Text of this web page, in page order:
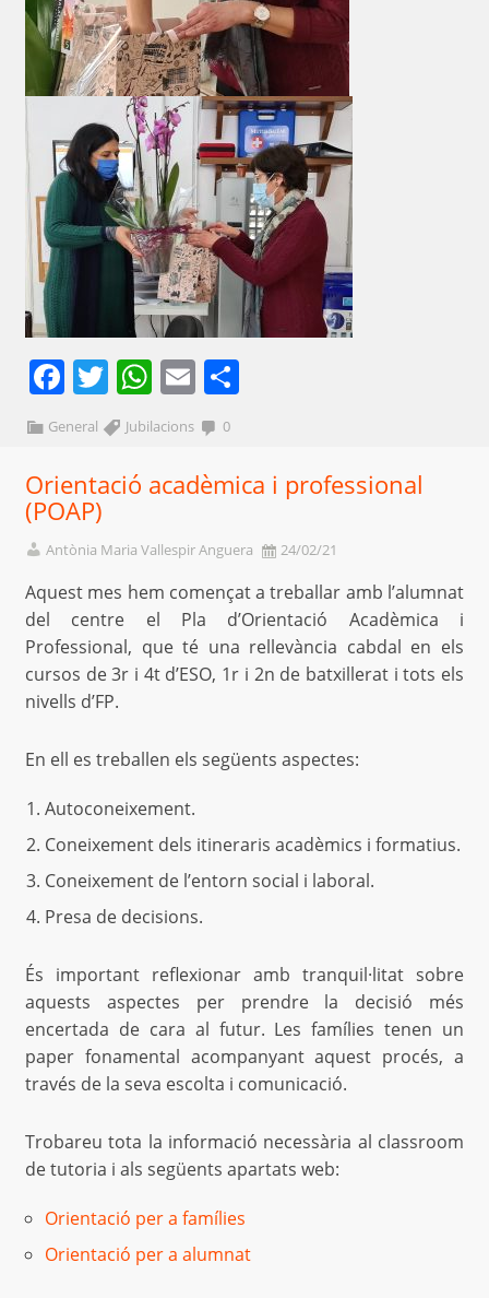
Facebook
Twitter
WhatsApp
Email
General Jubilacions 0
Orientació acadèmica i professional
(POAP)
Antònia Maria Vallespir Anguera 24/02/21
Aquest mes hem començat a treballar amb l’alumnat
del centre el Pla d’Orientació Acadèmica i
Professional, que té una rellevància cabdal en els
cursos de 3r i 4t d’ESO, 1r i 2n de batxillerat i tots els
nivells d’FP.
En ell es treballen els següents aspectes:
Autoconeixement.
Coneixement dels itineraris acadèmics i formatius.
Coneixement de l’entorn social i laboral.
Presa de decisions.
És important reflexionar amb tranquil·litat sobre
aquests aspectes per prendre la decisió més
encertada de cara al futur. Les famílies tenen un
paper fonamental acompanyant aquest procés, a
través de la seva escolta i comunicació.
Trobareu tota la informació necessària al classroom
de tutoria i als següents apartats web:
Orientació per a famílies
Orientació per a alumnat